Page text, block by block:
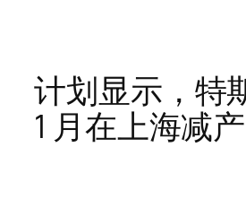
计划显示，特
1 月在上海减产